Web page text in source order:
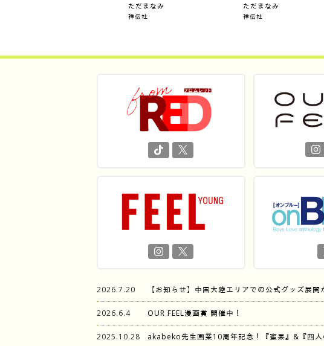
ただまなみ
祥伝社
ただまなみ
祥伝社
2026.7.20 【お知らせ】中国大陸エリアでの公式グッズ展開
2026.6.4 OUR FEEL漫画賞 開催中！
2025.10.28 akabeko先生画業10周年記念！『蜜果』&『四